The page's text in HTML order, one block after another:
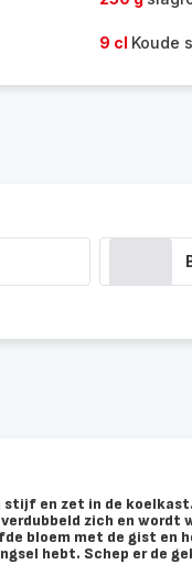
9 cl Koude
stijf en zet in de
zich en wordt
bloem met de gist en
hebt. Schep er de